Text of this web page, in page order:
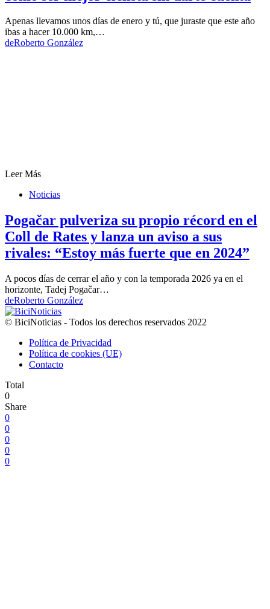
Apenas llevamos unos días de enero y tú, que juraste que este año
ibas a hacer 10.000 km,…
deRoberto González
Leer Más
Noticias
Pogačar pulveriza su propio récord en el
Coll de Rates y lanza un aviso a sus
rivales: “Estoy más fuerte que en 2024”
A pocos días de cerrar el año y con la temporada 2026 ya en el
horizonte, Tadej Pogačar…
deRoberto González
© BiciNoticias - Todos los derechos reservados 2022
Política de Privacidad
Política de cookies (UE)
Contacto
Total
0
Share
0
0
0
0
0